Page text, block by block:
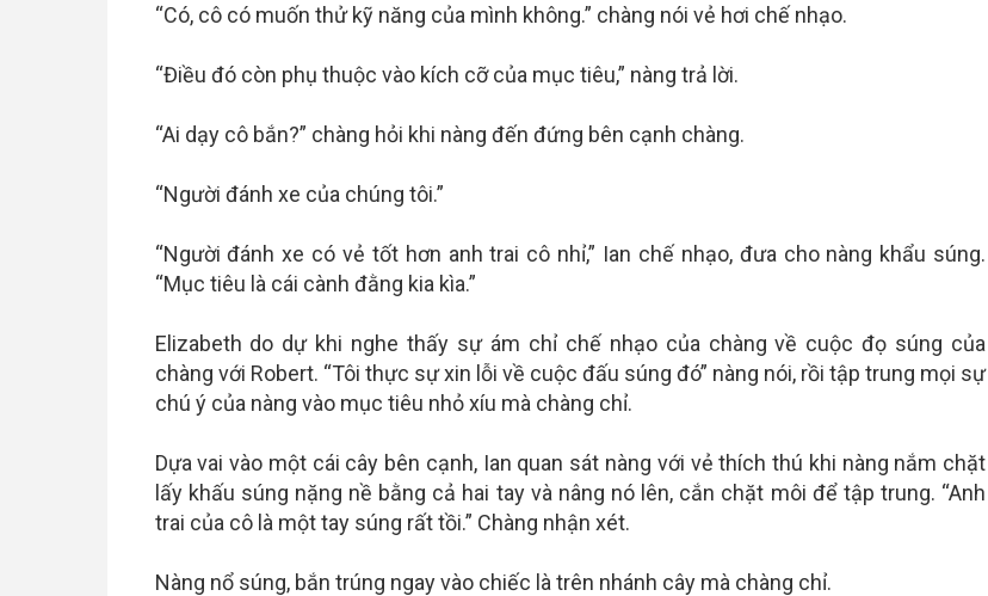
“Có, cô có muốn thử kỹ năng của mình không.” chàng nói vẻ hơi chế nhạo.
“Điều đó còn phụ thuộc vào kích cỡ của mục tiêu,” nàng trả lời.
“Ai dạy cô bắn?” chàng hỏi khi nàng đến đứng bên cạnh chàng.
“Người đánh xe của chúng tôi.”
“Người đánh xe có vẻ tốt hơn anh trai cô nhỉ,” Ian chế nhạo, đưa cho nàng khẩu súng.
“Mục tiêu là cái cành đằng kia kìa.”
Elizabeth do dự khi nghe thấy sự ám chỉ chế nhạo của chàng về cuộc đọ súng của
chàng với Robert. “Tôi thực sự xin lỗi về cuộc đấu súng đó” nàng nói, rồi tập trung mọi sự
chú ý của nàng vào mục tiêu nhỏ xíu mà chàng chỉ.
Dựa vai vào một cái cây bên cạnh, Ian quan sát nàng với vẻ thích thú khi nàng nắm chặt
lấy khấu súng nặng nề bằng cả hai tay và nâng nó lên, cắn chặt môi để tập trung. “Anh
trai của cô là một tay súng rất tồi.” Chàng nhận xét.
Nàng nổ súng, bắn trúng ngay vào chiếc là trên nhánh cây mà chàng chỉ.